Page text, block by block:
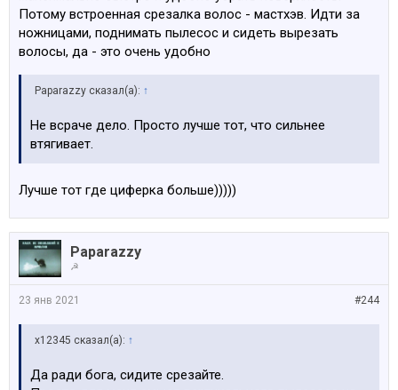
Потому встроенная срезалка волос - мастхэв. Идти за
ножницами, поднимать пылесос и сидеть вырезать
волосы, да - это очень удобно
Paparazzy сказал(а): ↑
Не всраче дело. Просто лучше тот, что сильнее
втягивает.
Лучше тот где циферка больше)))))
Paparazzy
☭
#244
23 янв 2021
x12345 сказал(а): ↑
Да ради бога, сидите срезайте.